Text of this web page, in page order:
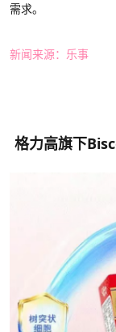
需求。
新闻来源：乐事
格力高旗下